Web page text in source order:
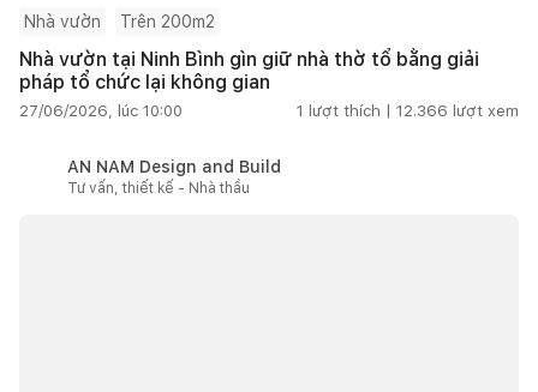
Nhà vườn Trên 200m2
Nhà vườn tại Ninh Bình gìn giữ nhà thờ tổ bằng giải
pháp tổ chức lại không gian
27/06/2026, lúc 10:00 1 lượt thích | 12.366 lượt xem
AN NAM Design and Build
Tư vấn, thiết kế - Nhà thầu